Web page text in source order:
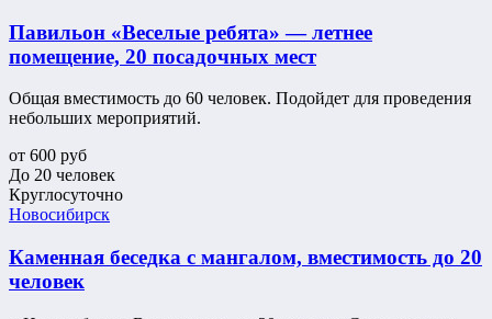
Павильон «Веселые ребята» — летнее
помещение, 20 посадочных мест
Общая вместимость до 60 человек. Подойдет для проведения
небольших мероприятий.
от 600 руб
До 20 человек
Круглосуточно
Новосибирск
Каменная беседка с мангалом, вместимость до 20
человек